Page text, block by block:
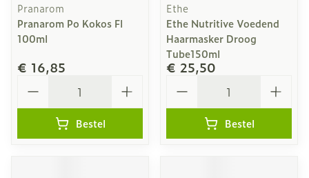
Pranarom
Pranarom Po Kokos Fl
100ml
€ 16,85
Bestel
Ethe
Ethe Nutritive Voedend
Haarmasker Droog
Tube150ml
€ 25,50
Bestel